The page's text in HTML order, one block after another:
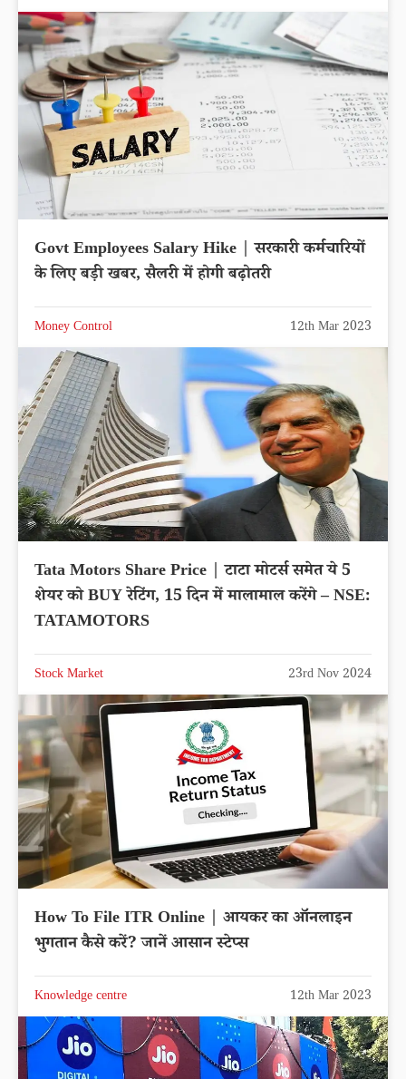
Govt Employees Salary Hike | सरकारी कर्मचारियों
के लिए बड़ी खबर, सैलरी में होगी बढ़ोतरी
Money Control 12th Mar 2023
Tata Motors Share Price | टाटा मोटर्स समेत ये 5
शेयर को BUY रेटिंग, 15 दिन में मालामाल करेंगे – NSE:
TATAMOTORS
Stock Market 23rd Nov 2024
How To File ITR Online | आयकर का ऑनलाइन
भुगतान कैसे करें? जानें आसान स्टेप्स
Knowledge centre 12th Mar 2023